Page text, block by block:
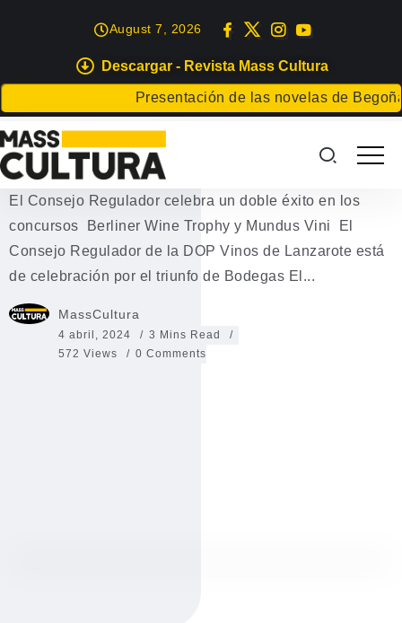
Descargar - Revista Mass Cultura
Presentación de las novelas de Begoña
August 7, 2026
EVENTOS
El Consejo Regulador celebra un
doble éxito
El Consejo Regulador celebra un doble éxito en los
concursos Berliner Wine Trophy y Mundus Vini El
Consejo Regulador de la DOP Vinos de Lanzarote está
de celebración por el triunfo de Bodegas El...
MassCultura
4 abril, 2024
3 Mins Read
572 Views
0 Comments